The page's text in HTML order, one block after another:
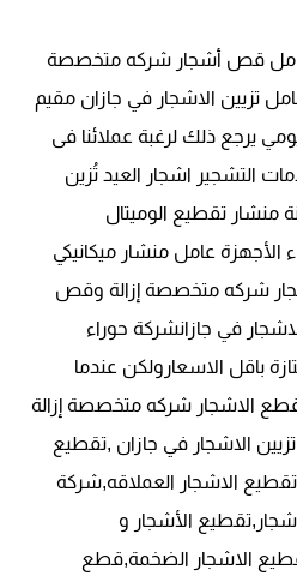
عامل قص أشجار شركه متخصصة
تزيين الاشجار في جازان مقيم
يرجع ذلك لرغبة عملائنا فى
التشجير اشجار العيد تُزين
منشار تقطيع الوميتال
عامل منشار ميكانيكي
شركه متخصصة إزالة وقص
في جازانشركة حوراء
باقل الاسعارولكن عندما
الاشجار شركه متخصصة إزالة
الاشجار في جازان ,تقطيع
الاشجار العملاقه,شركة
الأشجار و
الاشجار الضخمة,قطع